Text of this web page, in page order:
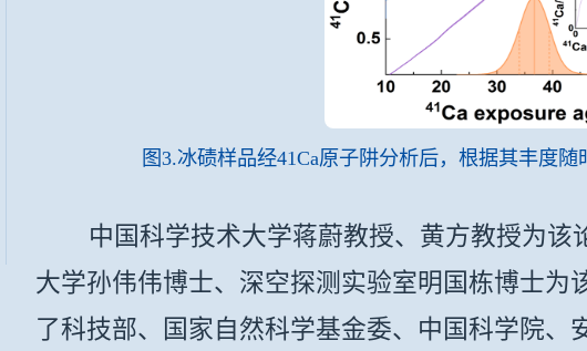
图3.冰碛样品经41Ca原子阱分析后，根据其丰度随
中国科学技术大学蒋蔚教授、黄方教授为该
大学孙伟伟博士、深空探测实验室明国栋博士为
了科技部、国家自然科学基金委、中国科学院、